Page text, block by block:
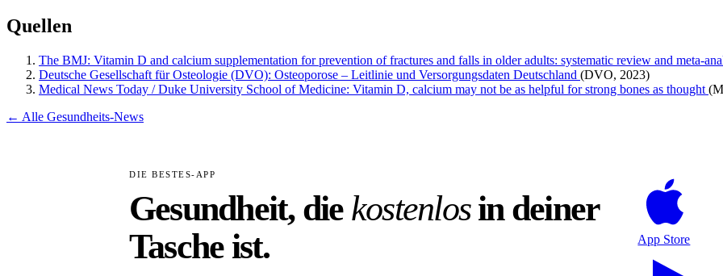
Quellen
The BMJ: Vitamin D and calcium supplementation for prevention of fractures and falls in older adults: systematic review and meta-
Deutsche Gesellschaft für Osteologie (DVO): Osteoporose – Leitlinie und Versorgungsdaten Deutschland (DVO, 2023)
Medical News Today / Duke University School of Medicine: Vitamin D, calcium may not be as helpful for strong bones as thought
← Alle Gesundheits-News
DIE BESTES-APP
Gesundheit, die kostenlosin deiner
Tasche ist.
App Store